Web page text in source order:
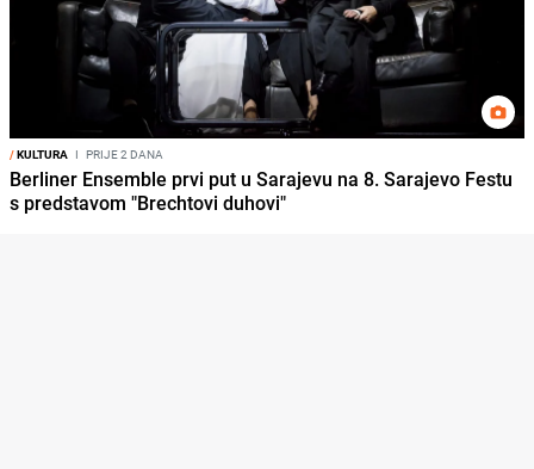
/KULTURA I PRIJE 2 DANA
Berliner Ensemble prvi put u Sarajevu na 8. Sarajevo Festu
s predstavom "Brechtovi duhovi"